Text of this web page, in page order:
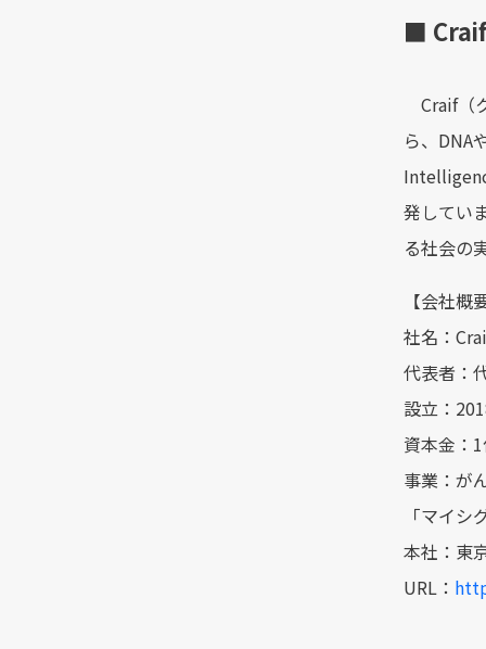
■
Craif（
ら、DNA
発してい
る社会の
【会社概
社名：
代表者：
設立：
資本金：
事業：が
「マイ
本社：東
URL：